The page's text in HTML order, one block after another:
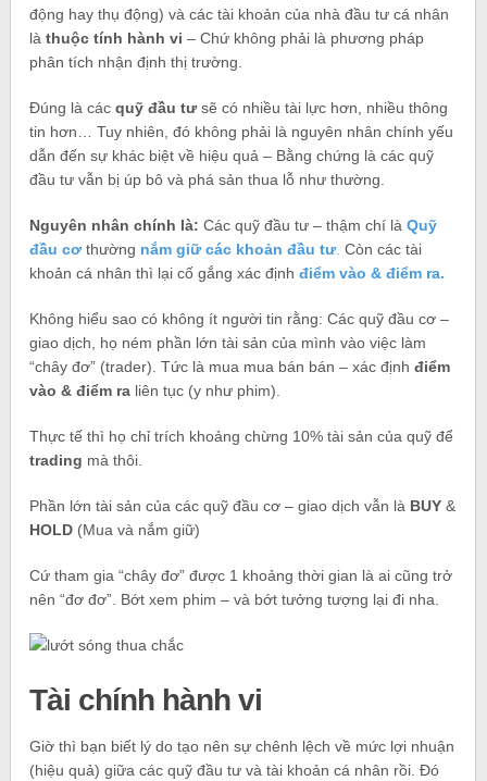
động hay thụ động) và các tài khoản của nhà đầu tư cá nhân
làthuộc tính hành vi – Chứ không phải là phương pháp
phân tích nhận định thị trường.
Đúng là cácquỹ đầu tưsẽ có nhiều tài lực hơn, nhiều thông
tin hơn… Tuy nhiên, đó không phải là nguyên nhân chính yếu
dẫn đến sự khác biệt về hiệu quả – Bằng chứng là các quỹ
đầu tư vẫn bị úp bô và phá sản thua lỗ như thường.
Nguyên nhân chính là: Các quỹ đầu tư – thậm chí làQuỹ
đầu cơ thường nắm giữ các khoản đầu tư. Còn các tài
khoản cá nhân thì lại cố gắng xác địnhđiểm vào & điểm ra.
Không hiểu sao có không ít người tin rằng: Các quỹ đầu cơ –
giao dịch, họ ném phần lớn tài sản của mình vào việc làm
“chây đơ” (trader). Tức là mua mua bán bán – xác địnhđiểm
vào & điểm ra liên tục (y như phim).
Thực tế thì họ chỉ trích khoảng chừng 10% tài sản của quỹ để
trading mà thôi.
Phần lớn tài sản của các quỹ đầu cơ – giao dịch vẫn là BUY &
HOLD (Mua và nắm giữ)
Cứ tham gia “chây đơ” được 1 khoảng thời gian là ai cũng trở
nên “đơ đơ”. Bớt xem phim – và bớt tưởng tượng lại đi nha.
Tài chính hành vi
Giờ thì bạn biết lý do tạo nên sự chênh lệch về mức lợi nhuận
(hiệu quả) giữa các quỹ đầu tư và tài khoản cá nhân rồi. Đó